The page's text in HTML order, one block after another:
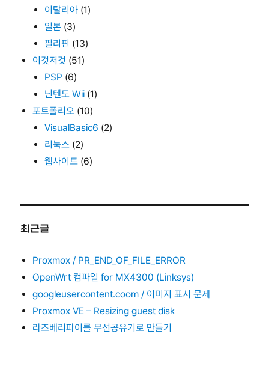
이탈리아 (1)
일본 (3)
필리핀 (13)
이것저것 (51)
PSP (6)
닌텐도 Wii (1)
포트폴리오 (10)
VisualBasic6 (2)
리눅스 (2)
웹사이트 (6)
최근글
Proxmox / PR_END_OF_FILE_ERROR
OpenWrt 컴파일 for MX4300 (Linksys)
googleusercontent.coom / 이미지 표시 문제
Proxmox VE – Resizing guest disk
라즈베리파이를 무선공유기로 만들기